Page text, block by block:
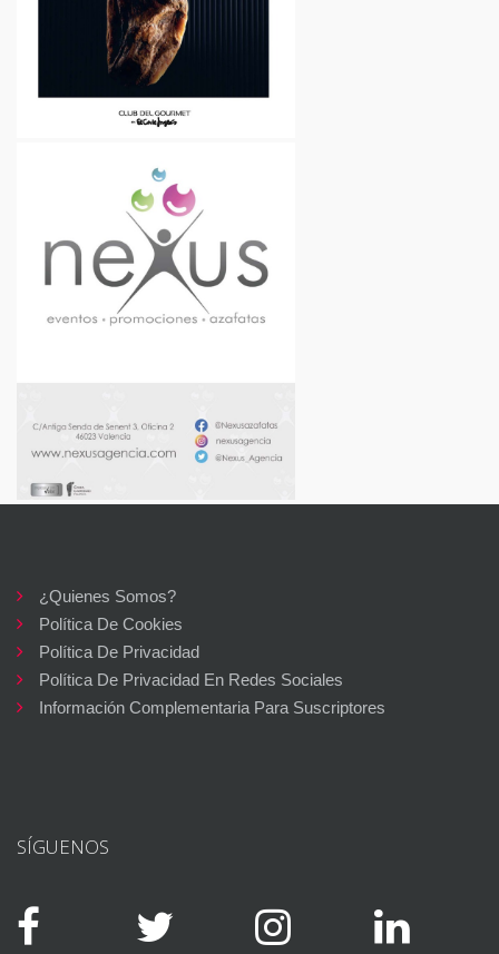
¿Quienes Somos?
Política De Cookies
Política De Privacidad
Política De Privacidad En Redes Sociales
Información Complementaria Para Suscriptores
SÍGUENOS